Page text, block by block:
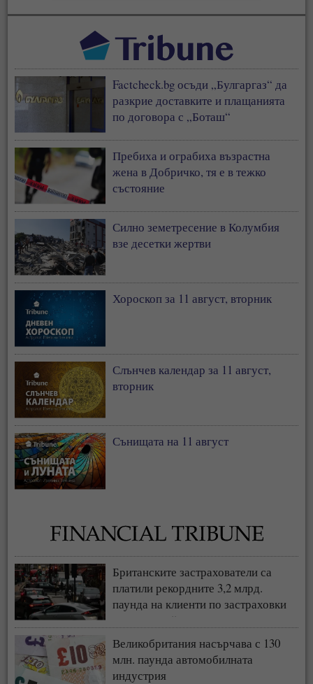
Factcheck.bg осъди „Булгаргаз“ да
разкрие доставките и плащанията
по договора с „Боташ“
Пребиха и ограбиха възрастна
жена в Добричко, тя е в тежко
състояние
Силно земетресение в Колумбия
взе десетки жертви
Хороскоп за 11 август, вторник
Слънчев календар за 11 август,
вторник
Сънищата на 11 август
Британските застрахователи са
платили рекордните 3,2 млрд.
паунда на клиенти по застраховки
„Автокаско“ и „Гражданска
отговорност“
Великобритания насърчава с 130
млн. паунда автомобилната
индустрия